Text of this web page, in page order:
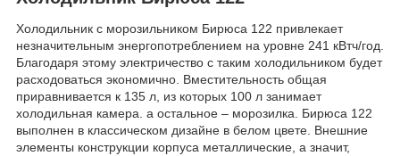
Холодильник с морозильником Бирюса 122 привлекает
незначительным энергопотреблением на уровне 241 кВтч/год.
Благодаря этому электричество с таким холодильником будет
расходоваться экономично. Вместительность общая
приравнивается к 135 л, из которых 100 л занимает
холодильная камера. а остальное – морозилка. Бирюса 122
выполнен в классическом дизайне в белом цвете. Внешние
элементы конструкции корпуса металлические, а значит,